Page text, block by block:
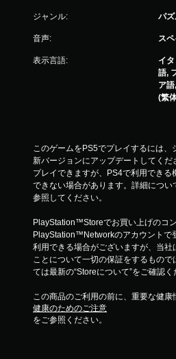
ジャンル: パ
音声: ス
表示言語:
イ
語,
ア
(繁
このゲームをPS5でプレイするには、
新バージョンにアップデートしてく
プレイできますが、PS4で利用できる
できない場合があります。詳細につ
参照してください。
PlayStation™Storeでお買い上げのコ
PlayStation™Networkのアカウントで
利用できる場合がございますが、当社
ことについて一切の保証をするもの
ては最新の“Storeについて”をご確認く
この商品のご利用の前に、重要な健康
健康のためのご注意
をご参照ください。